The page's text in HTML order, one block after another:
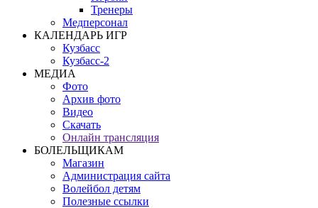
Тренеры
Медперсонал
КАЛЕНДАРЬ ИГР
Кузбасс
Кузбасс-2
МЕДИА
Фото
Архив фото
Видео
Скачать
Онлайн трансляция
БОЛЕЛЬЩИКАМ
Магазин
Администрация сайта
Волейбол детям
Полезные ссылки